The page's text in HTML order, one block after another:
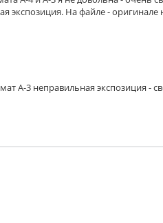
экспозиция. На файле -
А-3 неправильная экспозиция -